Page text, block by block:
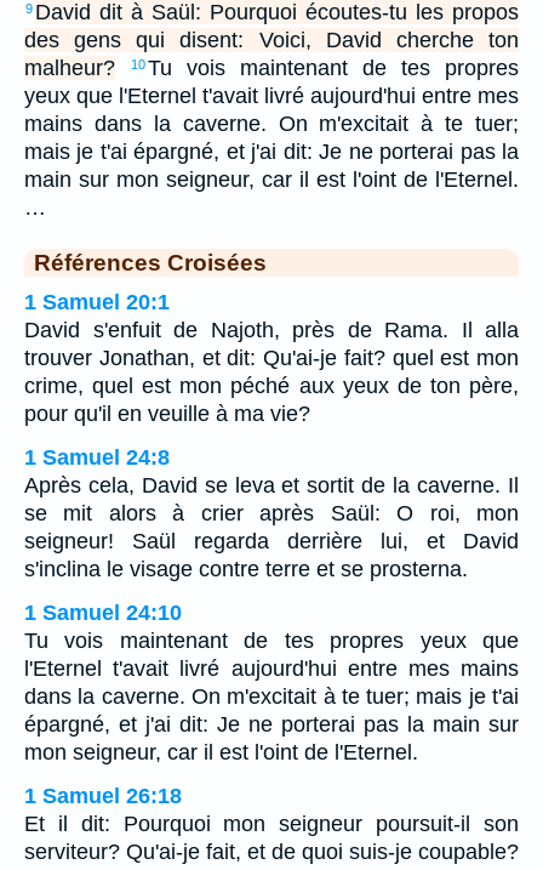
9 David dit à Saül: Pourquoi écoutes-tu les propos
des gens qui disent: Voici, David cherche ton
malheur?
10Tu vois maintenant de tes propres
yeux que l'Eternel t'avait livré aujourd'hui entre mes
mains dans la caverne. On m'excitait à te tuer;
mais je t'ai épargné, et j'ai dit: Je ne porterai pas la
main sur mon seigneur, car il est l'oint de l'Eternel.
…
Références Croisées
1 Samuel 20:1
David s'enfuit de Najoth, près de Rama. Il alla
trouver Jonathan, et dit: Qu'ai-je fait? quel est mon
crime, quel est mon péché aux yeux de ton père,
pour qu'il en veuille à ma vie?
1 Samuel 24:8
Après cela, David se leva et sortit de la caverne. Il
se mit alors à crier après Saül: O roi, mon
seigneur! Saül regarda derrière lui, et David
s'inclina le visage contre terre et se prosterna.
1 Samuel 24:10
Tu vois maintenant de tes propres yeux que
l'Eternel t'avait livré aujourd'hui entre mes mains
dans la caverne. On m'excitait à te tuer; mais je t'ai
épargné, et j'ai dit: Je ne porterai pas la main sur
mon seigneur, car il est l'oint de l'Eternel.
1 Samuel 26:18
Et il dit: Pourquoi mon seigneur poursuit-il son
serviteur? Qu'ai-je fait, et de quoi suis-je coupable?